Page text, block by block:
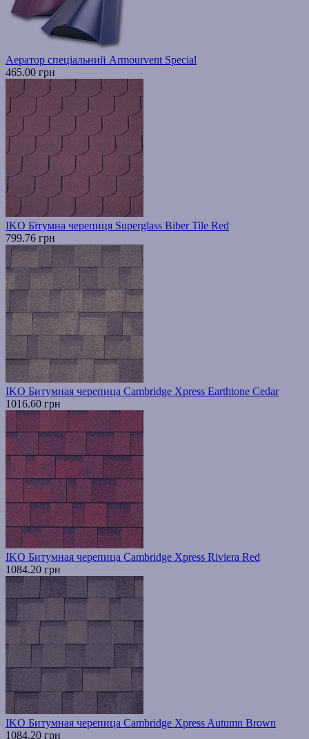
Аератор спеціальний Armourvent Special
465.00 грн
IKO Бітумна черепиця Superglass Biber Tile Red
799.76 грн
IKO Битумная черепица Cambridge Xpress Earthtone Cedar
1016.60 грн
IKO Битумная черепица Cambridge Xpress Riviera Red
1084.20 грн
IKO Битумная черепица Cambridge Xpress Autumn Brown
1084.20 грн